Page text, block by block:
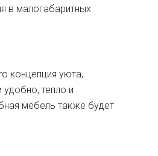
в малогабаритных
концепция уюта,
тепло и
мебель также будет